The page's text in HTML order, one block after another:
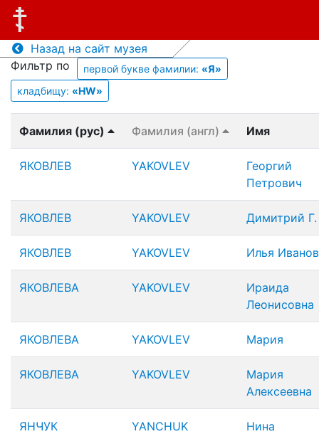
Назад на сайт музея
Фильтр по
первой букве фамилии: «Я»
кладбищу: «HW»
Фамилия (рус) Фамилия (англ) Имя
ЯКОВЛЕВ YAKOVLEV
Георгий
Петрович
ЯКОВЛЕВ YAKOVLEV Димитрий Г.
ЯКОВЛЕВ YAKOVLEV Илья
ЯКОВЛЕВА YAKOVLEV
Ираида
Леонисовна
ЯКОВЛЕВА YAKOVLEV Мария
ЯКОВЛЕВА YAKOVLEV
Мария
Алексеевна
ЯНЧУК YANCHUK Нина